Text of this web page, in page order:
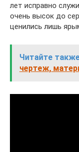
лет исправно
очень высок до
ценились лишь
Читайте
чертеж,